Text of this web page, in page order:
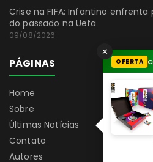
✕
OFERTA
Crise na FIFA: Infantino
do passado na Uefa
09/08/2026
PÁGINAS
Home
Sobre
Últimas Notícias
Contato
Autores